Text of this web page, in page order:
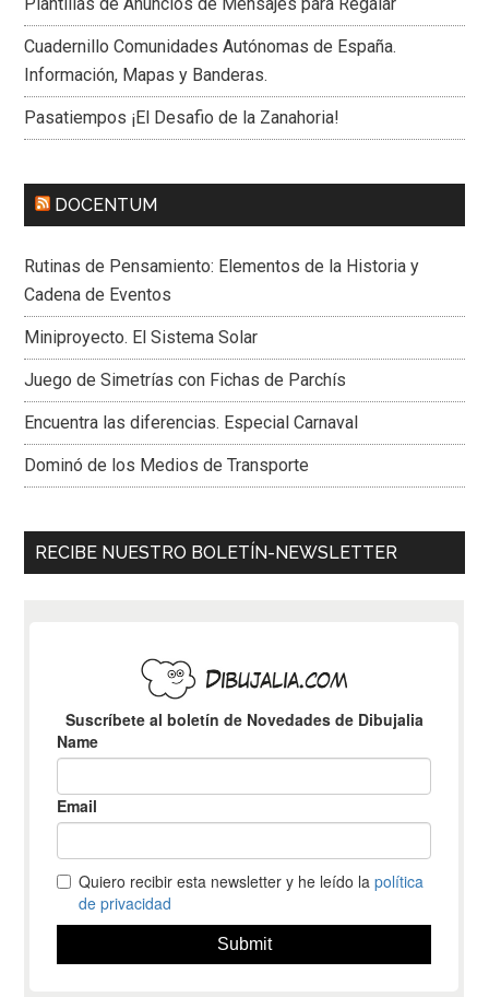
Cuadernillo Comunidades Autónomas de España.
Información, Mapas y Banderas.
Pasatiempos ¡El Desafio de la Zanahoria!
DOCENTUM
Rutinas de Pensamiento: Elementos de la Historia y
Cadena de Eventos
Miniproyecto. El Sistema Solar
Juego de Simetrías con Fichas de Parchís
Encuentra las diferencias. Especial Carnaval
Dominó de los Medios de Transporte
RECIBE NUESTRO BOLETÍN-NEWSLETTER